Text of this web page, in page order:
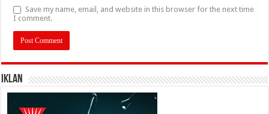
Save my name, email, and website in this browser for the next time
I comment.
IKLAN